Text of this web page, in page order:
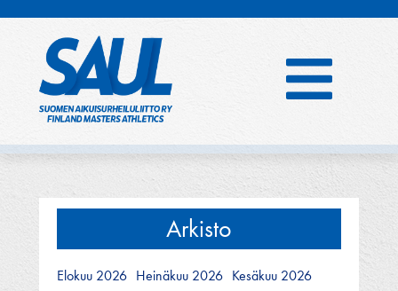
Arkisto
Elokuu 2026 Heinäkuu 2026 Kesäkuu 2026